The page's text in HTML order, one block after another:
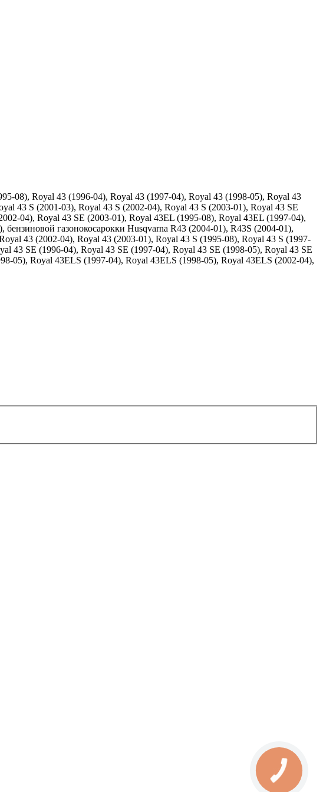
08), Royal 43 (1996-04), Royal 43 (1997-04), Royal 43 (1998-05), Royal 43
43 S (2001-03), Royal 43 S (2002-04), Royal 43 S (2003-01), Royal 43 SE
04), Royal 43 SE (2003-01), Royal 43EL (1995-08), Royal 43EL (1997-04),
газонокосарокки Husqvarna R43 (2004-01), R43S (2004-01),
43 (2002-04), Royal 43 (2003-01), Royal 43 S (1995-08), Royal 43 S (1997-
43 SE (1996-04), Royal 43 SE (1997-04), Royal 43 SE (1998-05), Royal 43 SE
05), Royal 43ELS (1997-04), Royal 43ELS (1998-05), Royal 43ELS (2002-04),